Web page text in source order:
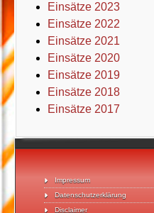
Impressum
Datenschutzerklärung
Disclaimer
Einsätze 2023
Einsätze 2022
Einsätze 2021
Einsätze 2020
Einsätze 2019
Einsätze 2018
Einsätze 2017